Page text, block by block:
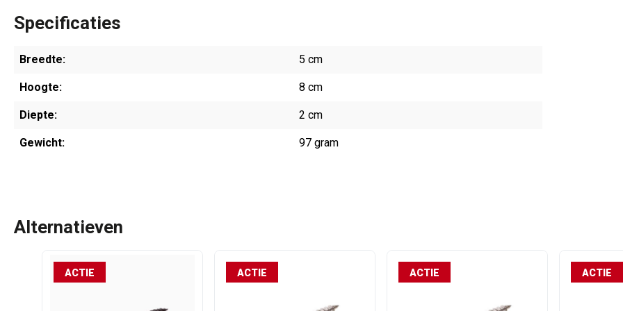
Specificaties
Breedte: 5 cm
Hoogte: 8 cm
Diepte: 2 cm
Gewicht: 97 gram
Alternatieven
ACTIE ACTIE ACTIE ACTIE